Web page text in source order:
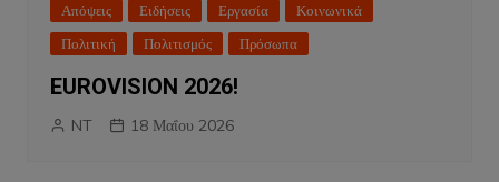
Απόψεις Ειδήσεις Εργασία
Κοινωνικά
Πολιτική
Πολιτισμός Πρόσωπα
EUROVISION 2026!
NT 18 Μαΐου 2026